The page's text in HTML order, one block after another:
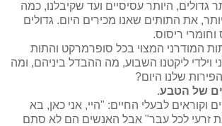
גדולים, היותר עסיסיים ועד שקיבלנו, כמה
את התותים שאנו מכירים היום. גדולים
וחומרי ריסוס.
המודרני המצוי בכל סופרמרקט והתות
וילדי ליקטנו השבוע, מה ההבדל ביניהם, ומה
שלנו היום?
של הטבע.
וקוראים לבעלי החיים: "היי, אני כאן, בא
זרעי לכל עבר" אבל האנשים הם לא סתם